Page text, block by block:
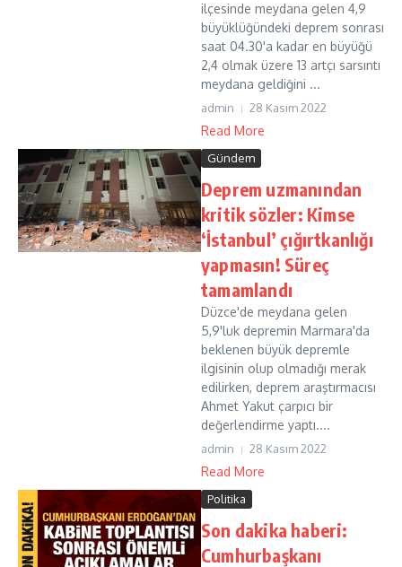
ilçesinde meydana gelen 4,9
büyüklüğündeki deprem sonrası
saat 04.30'a kadar en büyüğü
2,4 olmak üzere 13 artçı sarsıntı
meydana geldiğini ...
admin 28 Kasım 2022
Read More
Gündem
Deprem uzmanından
kritik sözler: Kimse
‘İstanbul’ çığırtkanlığı
yapmasın! Süreç
tamamlandı
Düzce'de meydana gelen
5,9'luk depremin Marmara'da
beklenen büyük depremle
ilgisinin olup olmadığı merak
edilirken, deprem araştırmacısı
Ahmet Yakut çarpıcı bir
değerlendirme yaptı....
admin 28 Kasım 2022
Read More
Politika
Son dakika haberi:
Cumhurbaşkanı